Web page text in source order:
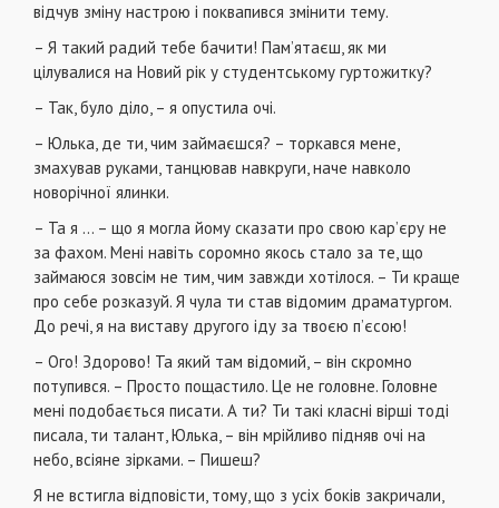
відчув зміну настрою і поквапився змінити тему.
– Я такий радий тебе бачити! Пам’ятаєш, як ми
цілувалися на Новий рік у студентському гуртожитку?
– Так, було діло, – я опустила очі.
– Юлька, де ти, чим займаєшся? – торкався мене,
змахував руками, танцював навкруги, наче навколо
новорічної ялинки.
– Та я … – що я могла йому сказати про свою кар’єру не
за фахом. Мені навіть соромно якось стало за те, що
займаюся зовсім не тим, чим завжди хотілося. – Ти краще
про себе розказуй. Я чула ти став відомим драматургом.
До речі, я на виставу другого іду за твоєю п’єсою!
– Ого! Здорово! Та який там відомий, – він скромно
потупився. – Просто пощастило. Це не головне. Головне
мені подобається писати. А ти? Ти такі класні вірші тоді
писала, ти талант, Юлька, – він мрійливо підняв очі на
небо, всіяне зірками. – Пишеш?
Я не встигла відповісти, тому, що з усіх боків закричали,